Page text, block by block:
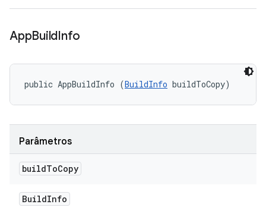
AppBuildInfo
public AppBuildInfo (BuildInfo buildToCopy)
Parâmetros
buildToCopy
BuildInfo